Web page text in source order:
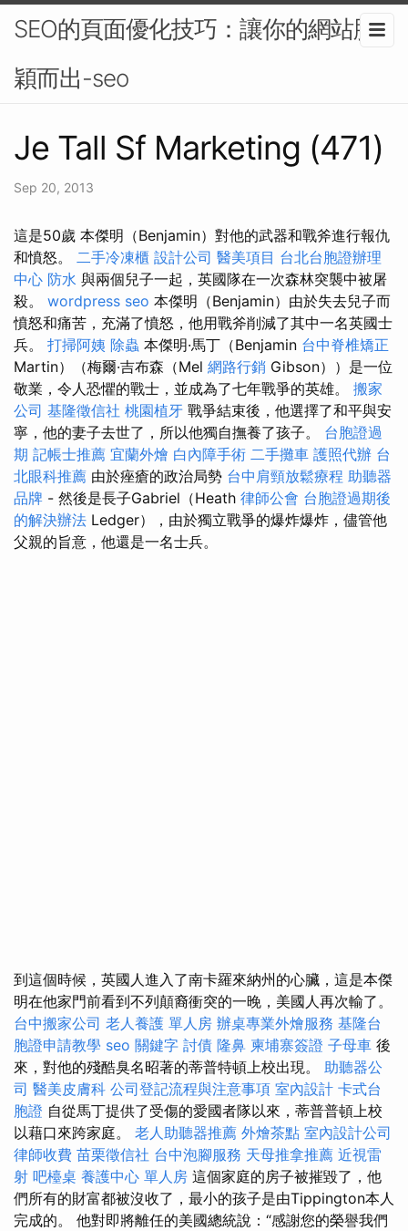
SEO的頁面優化技巧：讓你的網站脫
穎而出-seo
Je Tall Sf Marketing (471)
Sep 20, 2013
這是50歲 本傑明（Benjamin）對他的武器和戰斧進行報仇
和憤怒。 二手冷凍櫃 設計公司 醫美項目 台北台胞證辦理
中心 防水 與兩個兒子一起，英國隊在一次森林突襲中被屠
殺。 wordpress seo 本傑明（Benjamin）由於失去兒子而
憤怒和痛苦，充滿了憤怒，他用戰斧削減了其中一名英國士
兵。 打掃阿姨 除蟲 本傑明·馬丁（Benjamin 台中脊椎矯正
Martin）（梅爾·吉布森（Mel 網路行銷 Gibson））是一位
敬業，令人恐懼的戰士，並成為了七年戰爭的英雄。 搬家
公司 基隆徵信社 桃園植牙 戰爭結束後，他選擇了和平與安
寧，他的妻子去世了，所以他獨自撫養了孩子。 台胞證過
期 記帳士推薦 宜蘭外燴 白內障手術 二手攤車 護照代辦 台
北眼科推薦 由於痤瘡的政治局勢 台中肩頸放鬆療程 助聽器
品牌 - 然後是長子Gabriel（Heath 律師公會 台胞證過期後
的解決辦法 Ledger），由於獨立戰爭的爆炸爆炸，儘管他
父親的旨意，他還是一名士兵。
到這個時候，英國人進入了南卡羅來納州的心臟，這是本傑
明在他家門前看到不列顛裔衝突的一晚，美國人再次輸了。
台中搬家公司 老人養護 單人房 辦桌專業外燴服務 基隆台
胞證申請教學 seo 關鍵字 討債 隆鼻 柬埔寨簽證 子母車 後
來，對他的殘酷臭名昭著的蒂普特頓上校出現。 助聽器公
司 醫美皮膚科 公司登記流程與注意事項 室內設計 卡式台
胞證 自從馬丁提供了受傷的愛國者隊以來，蒂普普頓上校
以藉口來跨家庭。 老人助聽器推薦 外燴茶點 室內設計公司
律師收費 苗栗徵信社 台中泡腳服務 天母推拿推薦 近視雷
射 吧檯桌 養護中心 單人房 這個家庭的房子被摧毀了，他
們所有的財富都被沒收了，最小的孩子是由Tippington本人
完成的。 他對即將離任的美國總統說：“感謝您的榮譽我們